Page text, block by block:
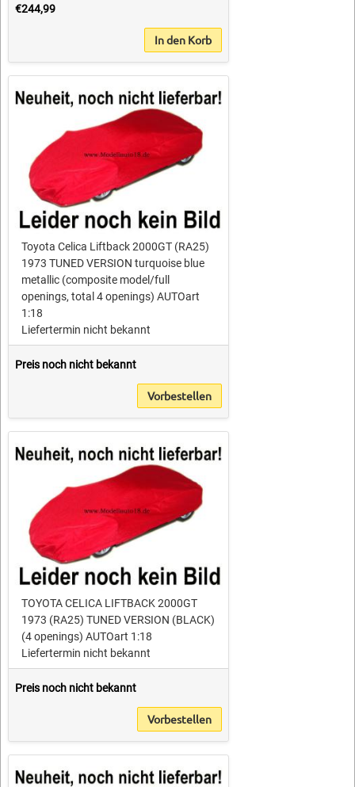
€244,99
In den Korb
Toyota Celica Liftback 2000GT (RA25)
1973 TUNED VERSION turquoise blue
metallic (composite model/full
openings, total 4 openings) AUTOart
1:18
Liefertermin nicht bekannt
Preis noch nicht bekannt
Vorbestellen
TOYOTA CELICA LIFTBACK 2000GT
1973 (RA25) TUNED VERSION (BLACK)
(4 openings) AUTOart 1:18
Liefertermin nicht bekannt
Preis noch nicht bekannt
Vorbestellen